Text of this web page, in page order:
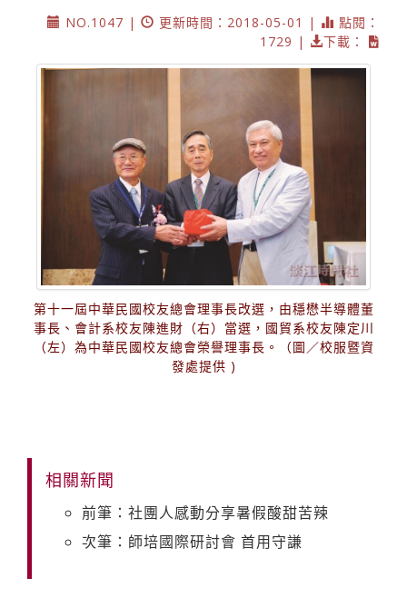
NO.1047 |
更新時間：2018-05-01 |
點閱：
1729 |
下載：
第十一屆中華民國校友總會理事長改選，由穩懋半導體董
事長、會計系校友陳進財（右）當選，國貿系校友陳定川
（左）為中華民國校友總會榮譽理事長。（圖／校服暨資
發處提供 )
相關新聞
前筆：社團人感動分享暑假酸甜苦辣
次筆：師培國際研討會 首用守謙